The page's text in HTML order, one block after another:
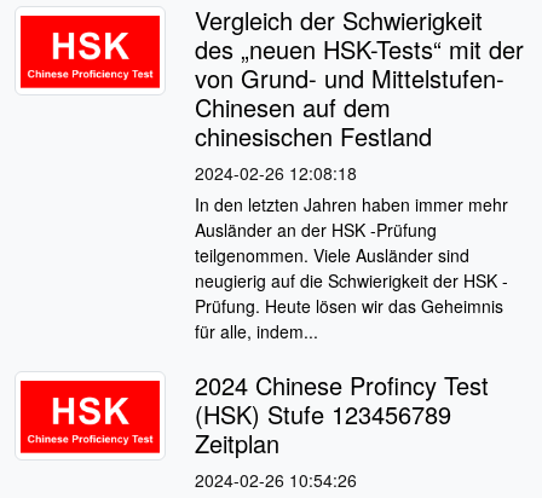
Vergleich der Schwierigkeit
des „neuen HSK-Tests“ mit der
von Grund- und Mittelstufen-
Chinesen auf dem
chinesischen Festland
2024-02-26 12:08:18
In den letzten Jahren haben immer mehr
Ausländer an der HSK -Prüfung
teilgenommen. Viele Ausländer sind
neugierig auf die Schwierigkeit der HSK -
Prüfung. Heute lösen wir das Geheimnis
für alle, indem...
2024 Chinese Profincy Test
(HSK) Stufe 123456789
Zeitplan
2024-02-26 10:54:26